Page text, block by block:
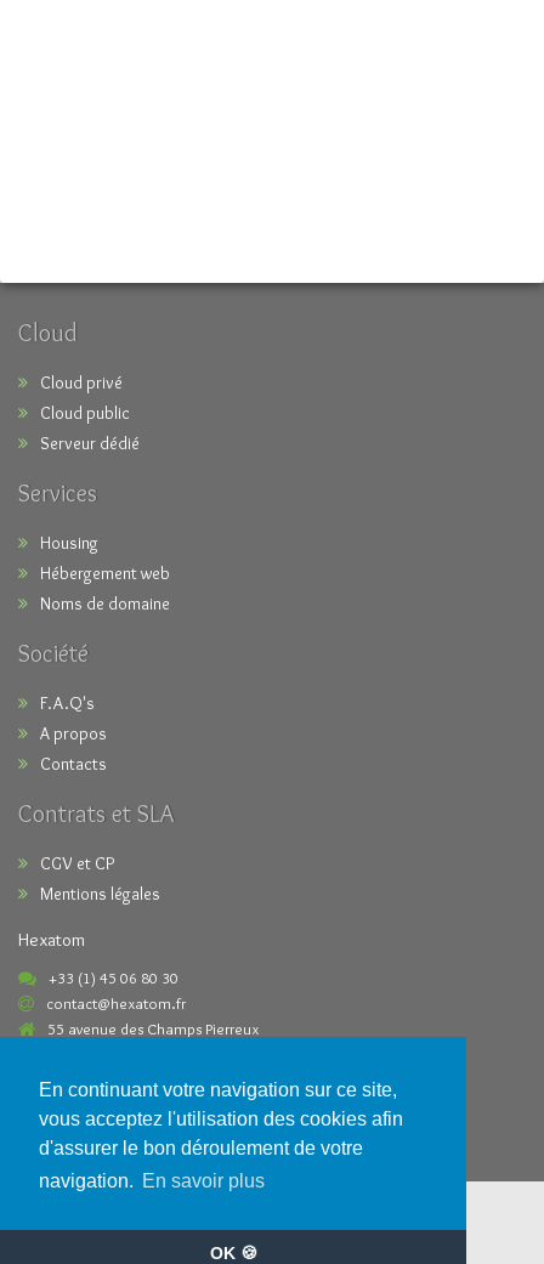
En continuant votre navigation sur ce site,
vous acceptez l'utilisation des cookies afin
d'assurer le bon déroulement de votre
navigation. En savoir plus
OK 🍪
Cloud
Cloud privé
Cloud public
Serveur dédié
Services
Housing
Hébergement web
Noms de domaine
Société
F.A.Q's
A propos
Contacts
Contrats et SLA
CGV et CP
Mentions légales
Hexatom
+33 (1) 45 06 80 30
contact@hexatom.fr
55 avenue des Champs Pierreux
Paiements acceptés